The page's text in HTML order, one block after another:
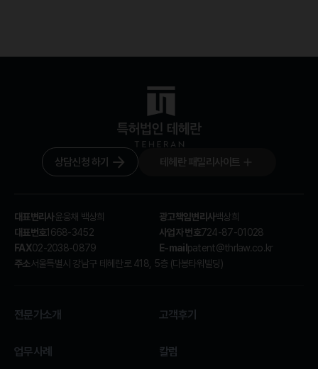
상담신청 하기 테헤란 패밀리사이트
대표변리사윤웅채 백상희 광고책임변리사백상희
대표번호1668-3452 사업자 번호724-87-01028
FAX02-2038-0879 E-mail patent@thrlaw.co.kr
주소서울특별시 강남구 테헤란로 418, 5층 (다봉타워빌딩)
전문가소개 고객후기
업무사례 칼럼